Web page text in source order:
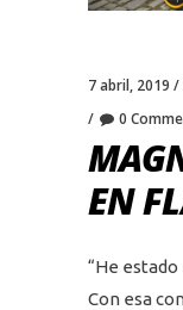
7 abril, 2019
0
EN
“He estado
Con esa